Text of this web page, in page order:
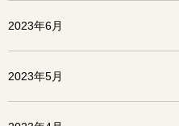
2023年6月
2023年5月